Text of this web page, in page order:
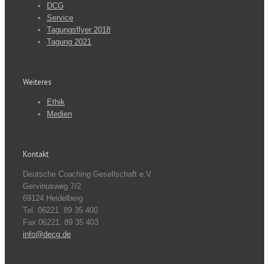
DCG
Service
Tagungsflyer 2018
Tagung 2021
Weiteres
Ethik
Medien
Kontakt
Deutsche Coaching Gesellschaft e.V
Gervinusweg 7/2
69124 Heidelberg
Tel. 06221. 89 35 400
Fax 06221. 89 35 403
info@decg.de